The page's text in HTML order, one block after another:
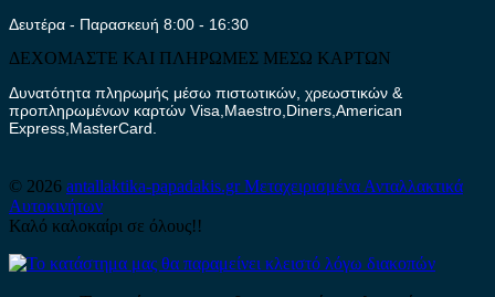
Δευτέρα - Παρασκευή 8:00 - 16:30
ΔΕΧΟΜΑΣΤΕ ΚΑΙ ΠΛΗΡΩΜΕΣ ΜΕΣΩ ΚΑΡΤΩΝ
Δυνατότητα πληρωμής μέσω πιστωτικών, χρεωστικών &
προπληρωμένων καρτών Visa,Maestro,Diners,American
Express,MasterCard.
© 2026 antallaktika-papadakis.grΜεταχειρισμένα Ανταλλακτικά
Αυτοκινήτων
Καλό καλοκαίρι σε όλους!!